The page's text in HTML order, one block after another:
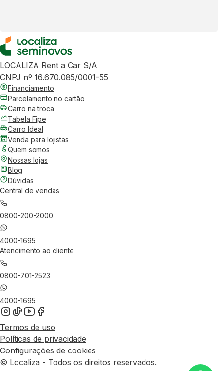
LOCALIZA Rent a Car S/A
CNPJ nº 16.670.085/0001-55
Financiamento
Parcelamento no cartão
Carro na troca
Tabela Fipe
Carro Ideal
Venda para lojistas
Quem somos
Nossas lojas
Blog
Dúvidas
Central de vendas
0800-200-2000
4000-1695
Atendimento ao cliente
0800-701-2523
4000-1695
Termos de uso
Políticas de privacidade
Configurações de cookies
© Localiza - Todos os direitos reservados.